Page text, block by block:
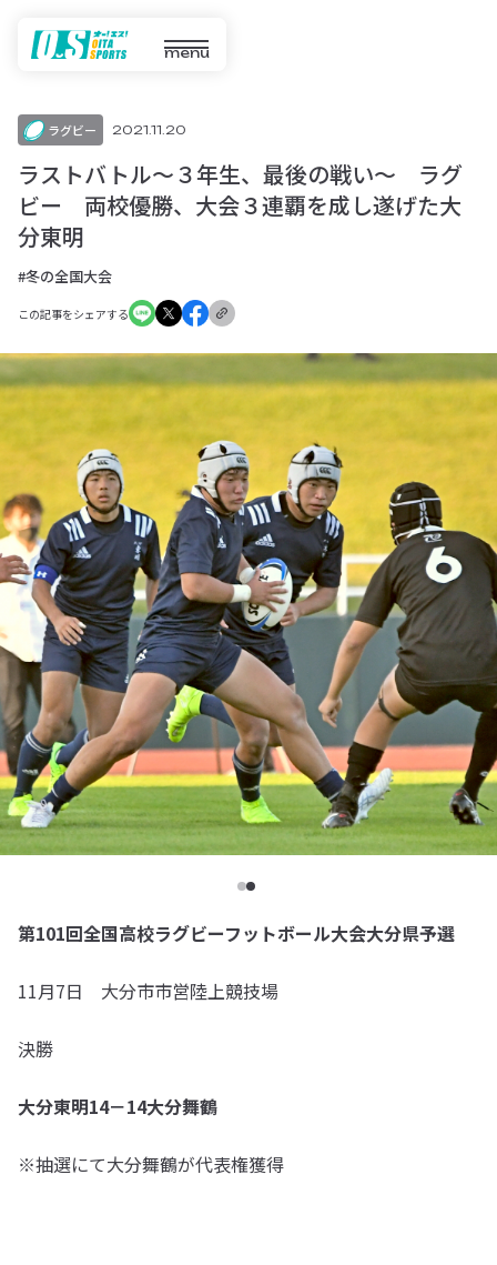
menu
ラグビー 2021.11.20
ラストバトル〜３年生、最後の戦い〜 ラグ
ビー 両校優勝、大会３連覇を成し遂げた大
分東明
#冬の全国大会
この記事をシェアする
第101回全国高校ラグビーフットボール大会大分県予選
11月7日 大分市市営陸上競技場
決勝
大分東明14－14大分舞鶴
※抽選にて大分舞鶴が代表権獲得